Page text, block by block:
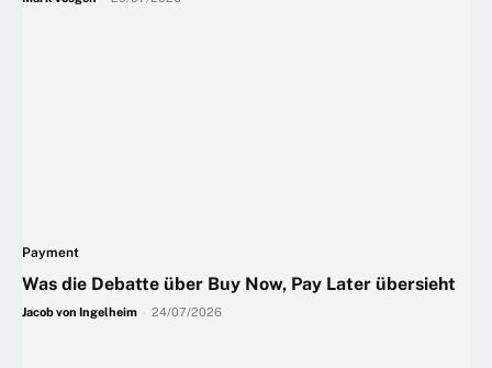
Payment
Was die Debatte über Buy Now, Pay Later übersieht
Jacob von Ingelheim 24/07/2026